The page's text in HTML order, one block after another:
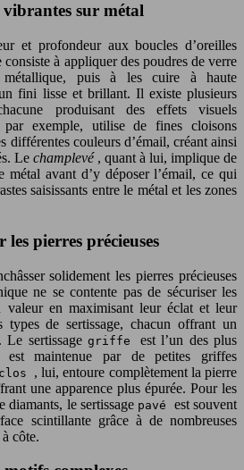
sur métal
et profondeur aux boucles d’oreilles
à appliquer des poudres de verre
puis à les cuire à haute
fini lisse et brillant. Il existe plusieurs
produisant des effets visuels
exemple, utilise de fines cloisons
différentes couleurs d’émail, créant ainsi
Le champlevé , quant à lui, implique de
métal avant d’y déposer l’émail, ce qui
saisissants entre le métal et les zones
les pierres précieuses
solidement les pierres précieuses
ne se contente pas de sécuriser les
valeur en maximisant leur éclat et leur
types de sertissage, chacun offrant un
Le sertissagegriffe est l’un des plus
maintenue par de petites griffes
clos , lui, entoure complètement la pierre
une apparence plus épurée. Pour les
diamants, le sertissage pavé est souvent
scintillante grâce à de nombreuses
côte.